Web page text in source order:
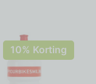
10% Korting